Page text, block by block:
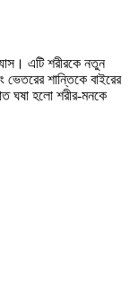
এটি শরীরকে নতুন
শান্তিকে বাইরের
ঘষা হলো শরীর-মনকে